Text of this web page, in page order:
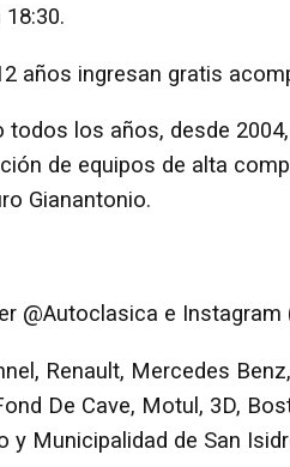
años ingresan gratis
todos los años, desde
de equipos de alta
Gianantonio.
@Autoclasica e Instagram
Renault, Mercedes
De Cave, Motul, 3D,
y Municipalidad de San